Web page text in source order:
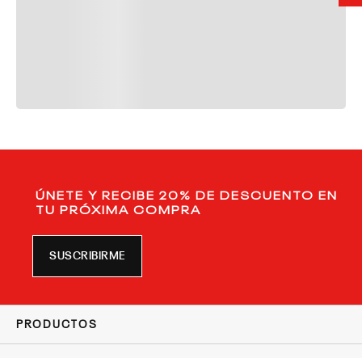
ÚNETE Y RECIBE 20% DE DESCUENTO EN
TU PRÓXIMA COMPRA
SUSCRIBIRME
PRODUCTOS